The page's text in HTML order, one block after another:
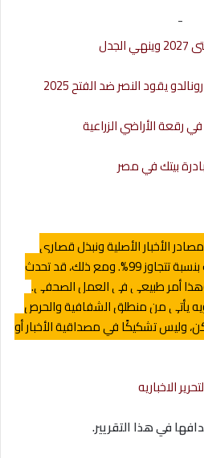
-
يقود النصر ضد الفتح 2025
رقعة الأراضي الزراعية
بيتك في مصر
الأخبار الأصلية ونبذل قصارى
جهدنا لضمان دقة المعلومات بنسبة تتجاوز 99%. ومع ذلك، قد تحدث
وهذا أمر طبيعي في العمل الصحفي.
يأتي من منطلق الشفافية والحرص
تشكيكًا في مصداقية الأخبار أو
الاخباريه
في هذا التقريير.